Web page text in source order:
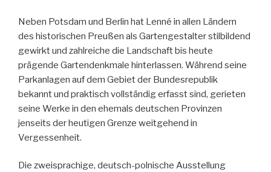
Neben Potsdam und Berlin hat Lenné in allen Ländern
des historischen Preußen als Gartengestalter stilbildend
gewirkt und zahlreiche die Landschaft bis heute
prägende Gartendenkmale hinterlassen. Während seine
Parkanlagen auf dem Gebiet der Bundesrepublik
bekannt und praktisch vollständig erfasst sind, gerieten
seine Werke in den ehemals deutschen Provinzen
jenseits der heutigen Grenze weitgehend in
Vergessenheit.
Die zweisprachige, deutsch-polnische Ausstellung